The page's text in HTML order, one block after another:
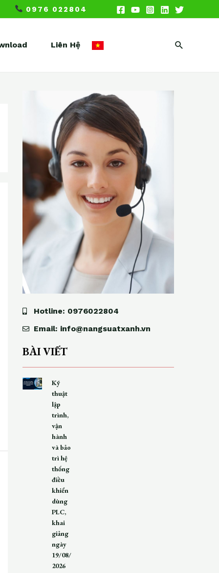
0976 022804
Liên Hệ Search
Hotline: 0976022804
Email: info@nangsuatxanh.vn
BÀI VIẾT
Kỹ
thuật
lập
trình,
vận
hành
và bảo
trì hệ
thống
điều
khiển
dùng
PLC,
khai
giảng
ngày
19/08/
2026